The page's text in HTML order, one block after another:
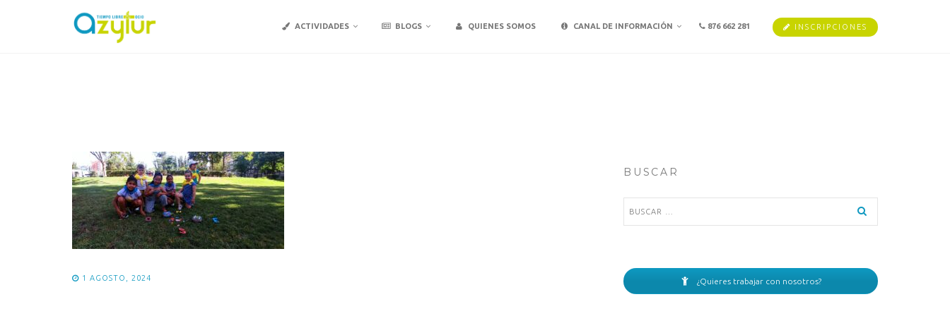
ACTIVIDADES BLOGS QUIENES SOMOS CANAL DE INFORMACIÓN 876 662 281 INSCRIPCIONES
1 AGOSTO, 2024
BUSCAR
¿Quieres trabajar con nosotros?